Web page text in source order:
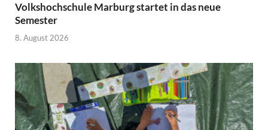
Volkshochschule Marburg startet in das neue
Semester
8. August 2026